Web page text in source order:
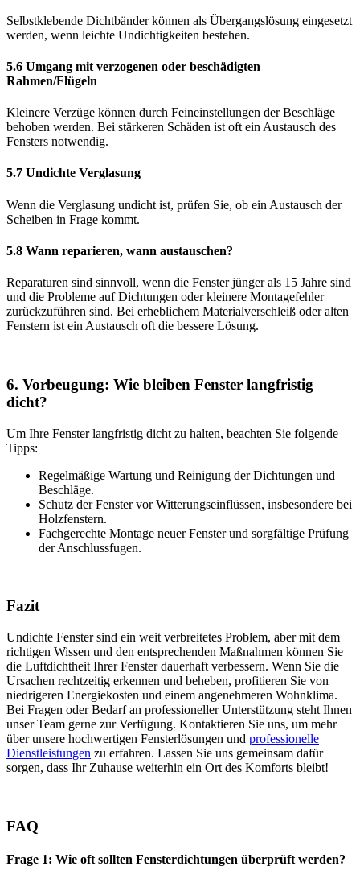
Selbstklebende Dichtbänder können als Übergangslösung eingesetzt
werden, wenn leichte Undichtigkeiten bestehen.
5.6 Umgang mit verzogenen oder beschädigten
Rahmen/Flügeln
Kleinere Verzüge können durch Feineinstellungen der Beschläge
behoben werden. Bei stärkeren Schäden ist oft ein Austausch des
Fensters notwendig.
5.7 Undichte Verglasung
Wenn die Verglasung undicht ist, prüfen Sie, ob ein Austausch der
Scheiben in Frage kommt.
5.8 Wann reparieren, wann austauschen?
Reparaturen sind sinnvoll, wenn die Fenster jünger als 15 Jahre sind
und die Probleme auf Dichtungen oder kleinere Montagefehler
zurückzuführen sind. Bei erheblichem Materialverschleiß oder alten
Fenstern ist ein Austausch oft die bessere Lösung.
6. Vorbeugung: Wie bleiben Fenster langfristig
dicht?
Um Ihre Fenster langfristig dicht zu halten, beachten Sie folgende
Tipps:
Regelmäßige Wartung und Reinigung der Dichtungen und
Beschläge.
Schutz der Fenster vor Witterungseinflüssen, insbesondere bei
Holzfenstern.
Fachgerechte Montage neuer Fenster und sorgfältige Prüfung
der Anschlussfugen.
Fazit
Undichte Fenster sind ein weit verbreitetes Problem, aber mit dem
richtigen Wissen und den entsprechenden Maßnahmen können Sie
die Luftdichtheit Ihrer Fenster dauerhaft verbessern. Wenn Sie die
Ursachen rechtzeitig erkennen und beheben, profitieren Sie von
niedrigeren Energiekosten und einem angenehmeren Wohnklima.
Bei Fragen oder Bedarf an professioneller Unterstützung steht Ihnen
unser Team gerne zur Verfügung. Kontaktieren Sie uns, um mehr
über unsere hochwertigen Fensterlösungen und professionelle
Dienstleistungen zu erfahren. Lassen Sie uns gemeinsam dafür
sorgen, dass Ihr Zuhause weiterhin ein Ort des Komforts bleibt!
FAQ
Frage 1: Wie oft sollten Fensterdichtungen überprüft werden?